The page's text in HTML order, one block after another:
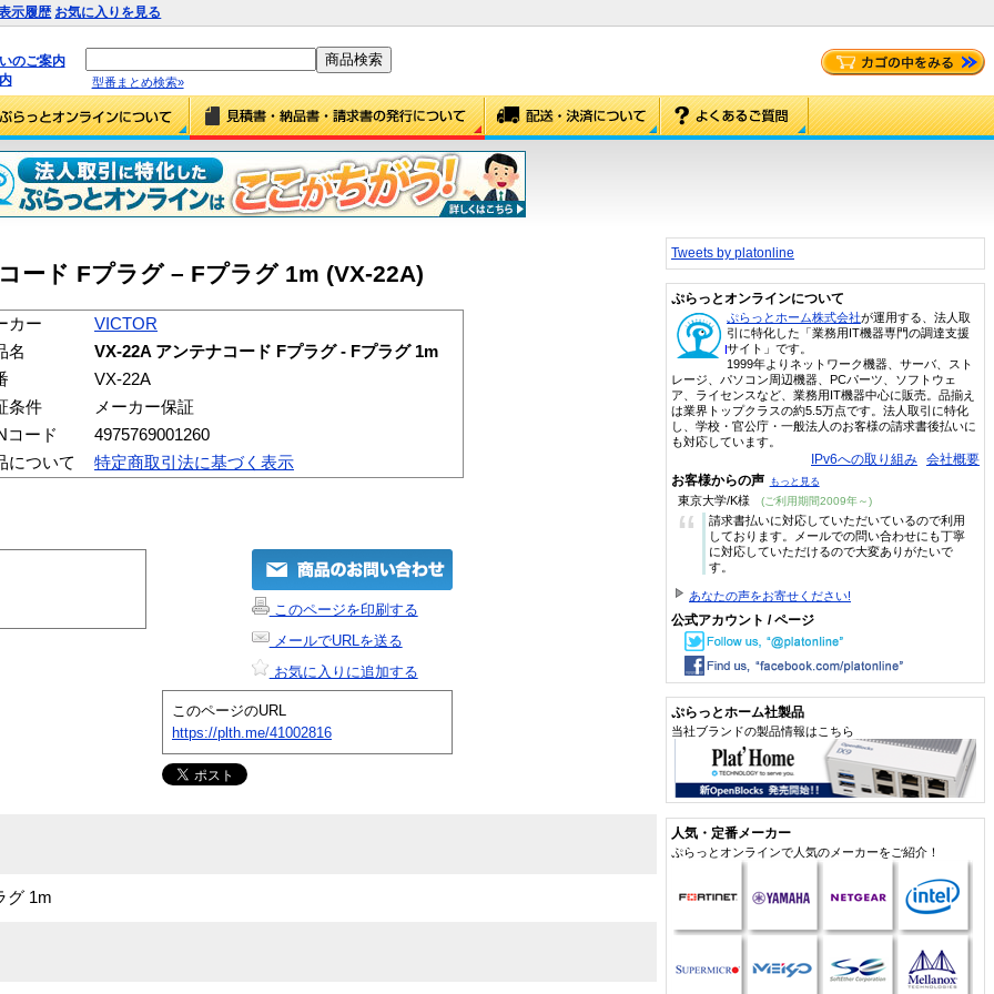
示履歴 お気に入りを見る
のご案内
型番まとめ検索»
ード Fプラグ – Fプラグ 1m (VX-22A)
カー
VICTOR
名
VX-22A アンテナコード Fプラグ - Fプラグ 1m
VX-22A
条件
メーカー保証
コード
4975769001260
について
特定商取引法に基づく表示
このページを印刷する
メールでURLを送る
お気に入りに追加する
このページのURL
https://plth.me/41002816
グ 1m
Tweets by platonline
ぷらっとオンラインについて
ぷらっとホーム株式会社が運用する、法人取
引に特化した「業務用IT機器専門の調達支援
サイト」です。
1999年よりネットワーク機器、サーバ、スト
レージ、パソコン周辺機器、PCパーツ、ソフトウェ
ア、ライセンスなど、業務用IT機器中心に販売。品揃え
は業界トップクラスの約5.5万点です。法人取引に特化
し、学校・官公庁・一般法人のお客様の請求書後払いに
も対応しています。
IPv6への取り組み 会社概要
お客様からの声 もっと見る
東京大学/K様 (ご利用期間2009年～)
“
請求書払いに対応していただいているので利用
しております。メールでの問い合わせにも丁寧
に対応していただけるので大変ありがたいで
す。
あなたの声をお寄せください!
公式アカウント / ページ
ぷらっとホーム社製品
当社ブランドの製品情報はこちら
人気・定番メーカー
ぷらっとオンラインで人気のメーカーをご紹介！